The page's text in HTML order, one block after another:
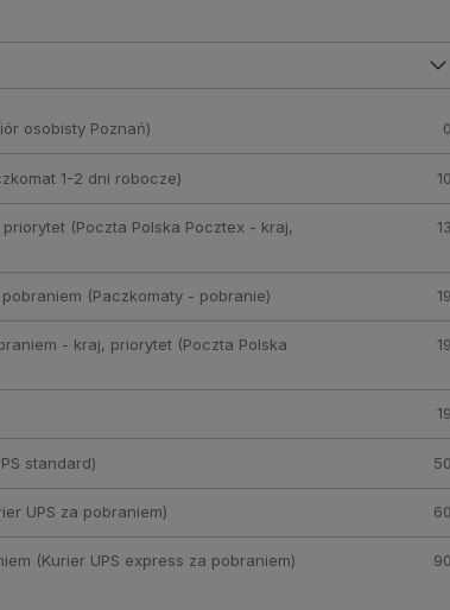
osobisty Poznań)
1-2 dni robocze)
priorytet(Poczta Polska Pocztex - kraj,
(Paczkomaty - pobranie)
- kraj, priorytet(Poczta Polska
standard)
UPS za pobraniem)
(Kurier UPS express za pobraniem)